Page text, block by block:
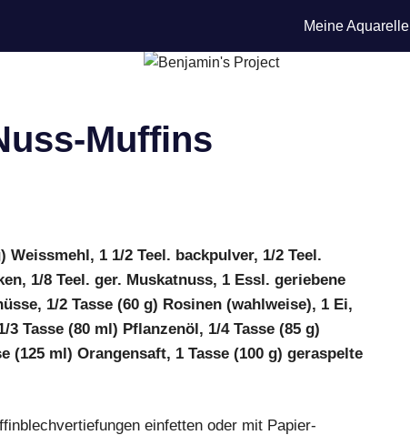
Meine Aquarelle
Muffins
Weissmehl, 1 1/2 Teel. backpulver, 1/2 Teel.
1/8 Teel. ger. Muskatnuss, 1 Essl. geriebene
1/2 Tasse (60 g) Rosinen (wahlweise), 1 Ei,
Tasse (80 ml) Pflanzenöl, 1/4 Tasse (85 g)
(125 ml) Orangensaft, 1 Tasse (100 g) geraspelte
einfetten oder mit Papier-